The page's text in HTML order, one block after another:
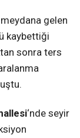
İhbar
gelen
kaybettiği
sonra ters
‘nde seyir